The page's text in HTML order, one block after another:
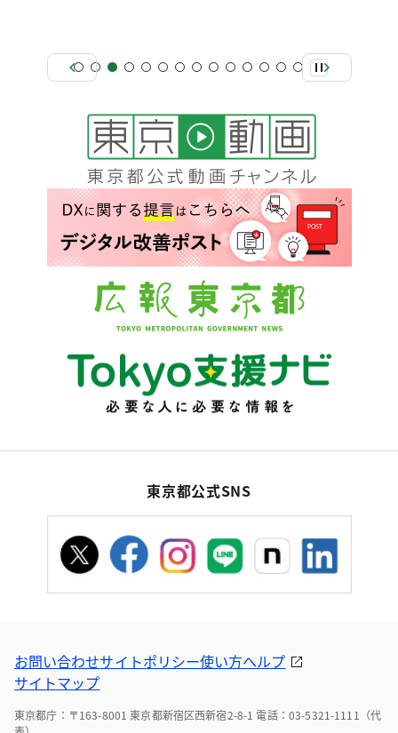
東京都公式SNS
お問い合わせサイトポリシー使い方ヘルプ
サイトマップ
東京都庁：〒163-8001 東京都新宿区西新宿2-8-1 電話：03-5321-1111（代